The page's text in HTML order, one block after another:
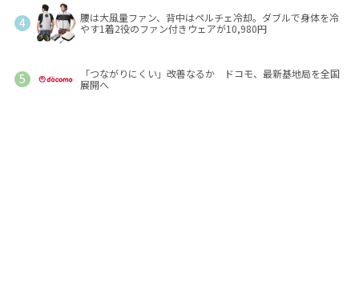
腰は大風量ファン、背中はペルチェ冷却。ダブルで身体を冷
やす1着2役のファン付きウェアが10,980円
「つながりにくい」改善なるか ドコモ、最新基地局を全国
展開へ